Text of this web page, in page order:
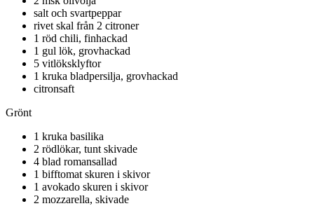
salt och svartpeppar
rivet skal från 2 citroner
1 röd chili, finhackad
1 gul lök, grovhackad
5 vitlöksklyftor
1 kruka bladpersilja, grovhackad
citronsaft
Grönt
1 kruka basilika
2 rödlökar, tunt skivade
4 blad romansallad
1 bifftomat skuren i skivor
1 avokado skuren i skivor
2 mozzarella, skivade